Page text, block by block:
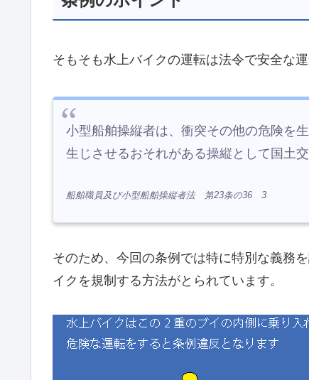
そもそも水上バイクの運転は法令で安全な
小型船舶操縦者は、衝突その他の危険を
生じさせるおそれがある操縦として国土
船舶職員及び小型船舶操縦者法 第23条の36 3
そのため、今回の条例では特に特別な義務
イクを規制する方法がとられています。